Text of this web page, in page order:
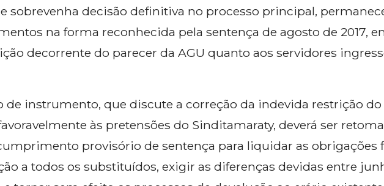
sobrevenha decisão definitiva no processo principal,
na forma reconhecida pela sentença de agosto de 2017,
decorrente do parecer da AGU quanto aos servidores
de instrumento, que discute a correção da indevida restrição
às pretensões do Sinditamaraty, deverá ser
provisório de sentença para liquidar as obrigações
a todos os substituídos, exigir as diferenças devidas entre